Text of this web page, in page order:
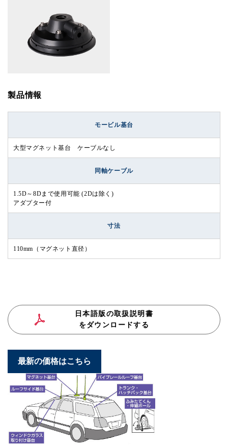
製品情報
モービル基台
大型マグネット基台 ケーブルなし
同軸ケーブル
1.5D～8Dまで使用可能 (2Dは除く)
アダプター付
寸法
110mm（マグネット直径）
日本語版の取扱説明書
をダウンロードする
最新の価格はこちら